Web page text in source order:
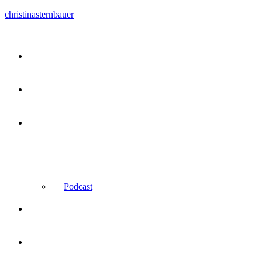
christinasternbauer
Podcast